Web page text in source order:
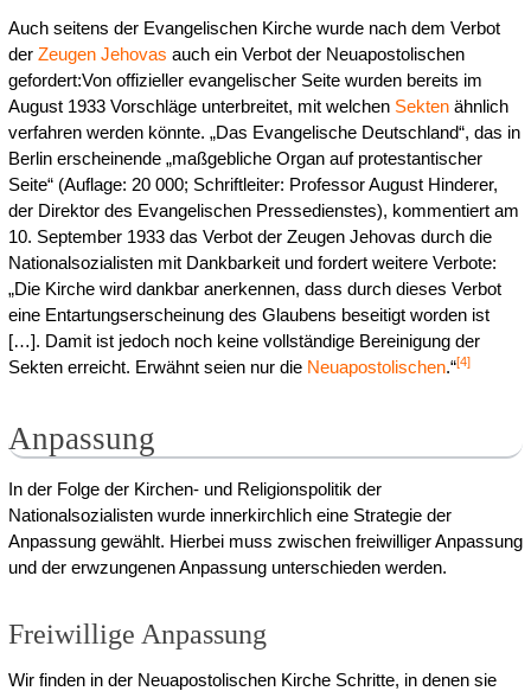
Auch seitens der Evangelischen Kirche wurde nach dem Verbot
der Zeugen Jehovas auch ein Verbot der Neuapostolischen
gefordert:Von offizieller evangelischer Seite wurden bereits im
August 1933 Vorschläge unterbreitet, mit welchen Sektenähnlich
verfahren werden könnte. „Das Evangelische Deutschland“, das in
Berlin erscheinende „maßgebliche Organ auf protestantischer
Seite“ (Auflage: 20 000; Schriftleiter: Professor August Hinderer,
der Direktor des Evangelischen Pressedienstes), kommentiert am
10. September 1933 das Verbot der Zeugen Jehovas durch die
Nationalsozialisten mit Dankbarkeit und fordert weitere Verbote:
„Die Kirche wird dankbar anerkennen, dass durch dieses Verbot
eine Entartungserscheinung des Glaubens beseitigt worden ist
[…]. Damit ist jedoch noch keine vollständige Bereinigung der
Sekten erreicht. Erwähnt seien nur die Neuapostolischen.“[4]
Anpassung
In der Folge der Kirchen- und Religionspolitik der
Nationalsozialisten wurde innerkirchlich eine Strategie der
Anpassung gewählt. Hierbei muss zwischen freiwilliger Anpassung
und der erwzungenen Anpassung unterschieden werden.
Freiwillige Anpassung
Wir finden in der Neuapostolischen Kirche Schritte, in denen sie